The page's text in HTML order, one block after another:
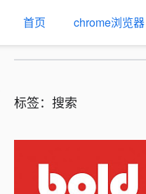
首页 chrome浏览器
标签：搜索